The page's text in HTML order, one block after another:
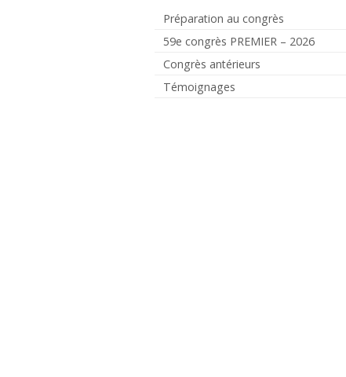
Préparation au congrès
59e congrès PREMIER – 2026
Congrès antérieurs
Témoignages